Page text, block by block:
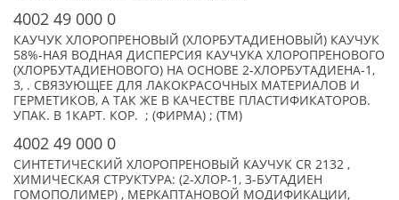
4002 49 000 0
КАУЧУК ХЛОРОПРЕНОВЫЙ (ХЛОРБУТАДИЕНОВЫЙ) КАУЧУК
58%-НАЯ ВОДНАЯ ДИСПЕРСИЯ КАУЧУКА ХЛОРОПРЕНОВОГО
(ХЛОРБУТАДИЕНОВОГО) НА ОСНОВЕ 2-ХЛОРБУТАДИЕНА-1,
3, . СВЯЗУЮЩЕЕ ДЛЯ ЛАКОКРАСОЧНЫХ МАТЕРИАЛОВ И
ГЕРМЕТИКОВ, А ТАК ЖЕ В КАЧЕСТВЕ ПЛАСТИФИКАТОРОВ.
УПАК. В 1КАРТ. КОР. ; (ФИРМА) ; (TM)
4002 49 000 0
СИНТЕТИЧЕСКИЙ ХЛОРОПРЕНОВЫЙ КАУЧУК CR 2132 ,
ХИМИЧЕСКАЯ СТРУКТУРА: (2-ХЛОР-1, 3-БУТАДИЕН
ГОМОПОЛИМЕР) , МЕРКАПТАНОВОЙ МОДИФИКАЦИИ,